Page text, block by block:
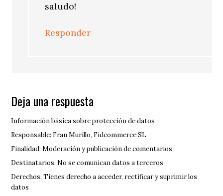
saludo!
Responder
Deja una respuesta
Información básica sobre protección de datos
Responsable: Fran Murillo, Fidcommerce SL
Finalidad: Moderación y publicación de comentarios
Destinatarios: No se comunican datos a terceros
Derechos: Tienes derecho a acceder, rectificar y suprimir los
datos